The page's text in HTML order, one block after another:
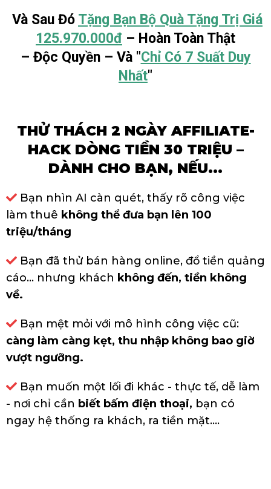
Và Sau Đó Tặng Bạn Bộ Quà Tặng Trị Giá
125.970.000đ – Hoàn Toàn Thật
– Độc Quyền – Và "Chỉ Có 7 Suất Duy
Nhất"
THỬ THÁCH 2 NGÀY AFFILIATE-
HACK DÒNG TIỀN 30 TRIỆU –
DÀNH CHO BẠN, NẾU...
Bạn nhìn AI càn quét, thấy rõ công việc
làm thuê không thể đưa bạn lên 100
triệu/tháng
Bạn đã thử bán hàng online, đổ tiền quảng
cáo… nhưng khách không đến, tiền không
về.
Bạn mệt mỏi với mô hình công việc cũ:
càng làm càng kẹt, thu nhập không bao giờ
vượt ngưỡng.
Bạn muốn một lối đi khác - thực tế, dễ làm
- nơi chỉ cần biết bấm điện thoại, bạn có
ngay hệ thống ra khách, ra tiền mặt....